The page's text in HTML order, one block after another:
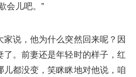
会儿吧。”
说，他为什么突然回来呢？因
了。前妻还是年轻时的样子，红
儿都没变，笑眯眯地对他说，咱